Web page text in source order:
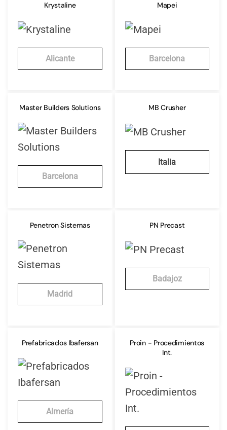
Krystaline
Alicante
Mapei
Barcelona
Master Builders Solutions
Barcelona
MB Crusher
Italia
Penetron Sistemas
Madrid
PN Precast
Badajoz
Prefabricados Ibafersan
Almería
Proin - Procedimientos
Int.